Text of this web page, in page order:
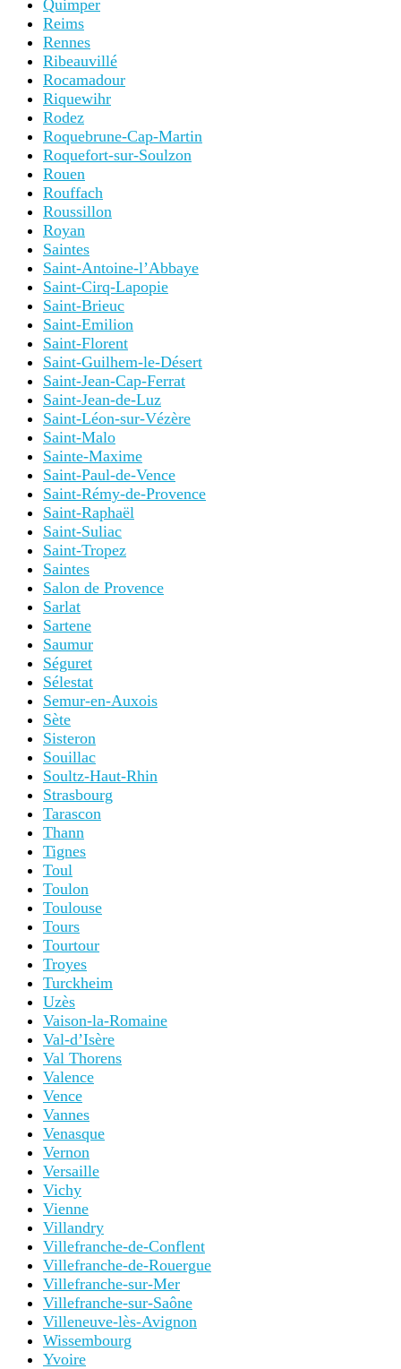
Quimper
Reims
Rennes
Ribeauvillé
Rocamadour
Riquewihr
Rodez
Roquebrune-Cap-Martin
Roquefort-sur-Soulzon
Rouen
Rouffach
Roussillon
Royan
Saintes
Saint-Antoine-l’Abbaye
Saint-Cirq-Lapopie
Saint-Brieuc
Saint-Emilion
Saint-Florent
Saint-Guilhem-le-Désert
Saint-Jean-Cap-Ferrat
Saint-Jean-de-Luz
Saint-Léon-sur-Vézère
Saint-Malo
Sainte-Maxime
Saint-Paul-de-Vence
Saint-Rémy-de-Provence
Saint-Raphaël
Saint-Suliac
Saint-Tropez
Saintes
Salon de Provence
Sarlat
Sartene
Saumur
Séguret
Sélestat
Semur-en-Auxois
Sète
Sisteron
Souillac
Soultz-Haut-Rhin
Strasbourg
Tarascon
Thann
Tignes
Toul
Toulon
Toulouse
Tours
Tourtour
Troyes
Turckheim
Uzès
Vaison-la-Romaine
Val-d’Isère
Val Thorens
Valence
Vence
Vannes
Venasque
Vernon
Versaille
Vichy
Vienne
Villandry
Villefranche-de-Conflent
Villefranche-de-Rouergue
Villefranche-sur-Mer
Villefranche-sur-Saône
Villeneuve-lès-Avignon
Wissembourg
Yvoire